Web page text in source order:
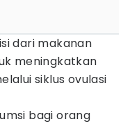
dari makanan
meningkatkan
siklus ovulasi
bagi orang